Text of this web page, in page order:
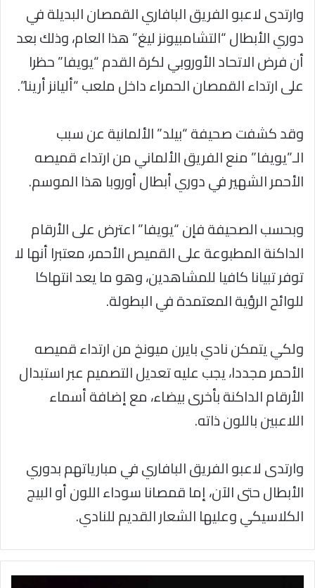
وارتدى لاعبو الفريق البافاري القمصان البديلة في
دوري الأبطال “التشامبيونز ليغ” هذا العام، وذلك بعد
أن فرض الاتحاد الأوروبي لكرة القدم “يويفا” حظرا
على ارتداء القمصان الحمراء داخل ملعب “أليانز أرينا”.
وقد كشفت صحيفة “بيلد” الألمانية عن سبب
الـ”يويفا” منع الفريق الألماني من ارتداء قميصه
الأحمر الشهير في دوري أبطال أوروبا هذا الموسم.
وبحسب الصحيفة فإن “يويفا” اعترض على الأرقام
الداكنة المطبوعة على القميص الأحمر، معتبرا أنها لا
توفر تبيانا كافيا للمشاهدين، وهو ما يعد انتهاكا
للوائح الرؤية المعتمدة في البطولة.
ولكي يتمكن نادي بايرن ميونخ من ارتداء قميصه
الأحمر مجددا، يجب عليه تعديل التصميم عبر استبدال
الأرقام الداكنة بأخرى بيضاء، مع إضافة أسماء
اللاعبين باللون ذاته.
وارتدى لاعبو الفريق البافاري في مبارياتهم بدوري
الأبطال حتى الآن، إما قمصانا سوداء اللون أو البيج
الكلاسيكي وعليها الشعار القديم للنادي.